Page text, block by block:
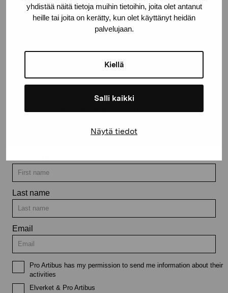
yhdistää näitä tietoja muihin tietoihin, joita olet antanut
heille tai joita on kerätty, kun olet käyttänyt heidän
palvelujaan.
Kiellä
Salli kaikki
Näytä tiedot
Stay up-to-date on our
exhibitions and events
Last name
Email
Pro Artibus has my permission to send me information about their
activities
Elverket & Pro Artibus